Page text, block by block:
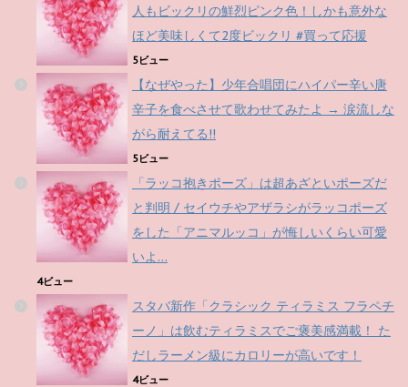
人もビックリの鮮烈ピンク色！しかも意外な
ほど美味しくて2度ビックリ #買って応援
5ビュー
【なぜやった】少年合唱団にハイパー辛い唐
辛子を食べさせて歌わせてみたよ → 涙流しな
がら耐えてる!!
5ビュー
「ラッコ抱きポーズ」は超あざといポーズだ
と判明 / セイウチやアザラシがラッコポーズ
をした「アニマルッコ」が悔しいくらい可愛
いよ…
4ビュー
スタバ新作「クラシック ティラミス フラペチ
ーノ」は飲むティラミスでご褒美感満載！ た
だしラーメン級にカロリーが高いです！
4ビュー